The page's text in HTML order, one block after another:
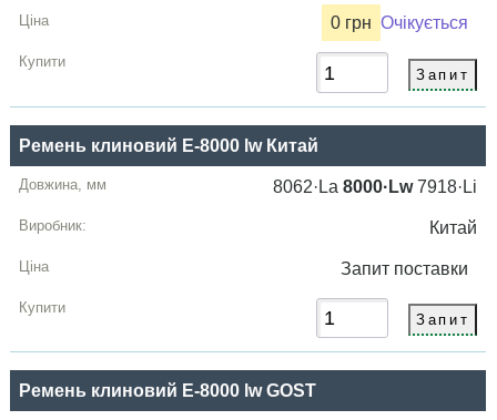
0 грн Очікується
Ремень клиновий E-8000 lw Китай
8062·La8000·Lw7918·Li
Китай
Запит поставки
Ремень клиновий E-8000 lw GOST